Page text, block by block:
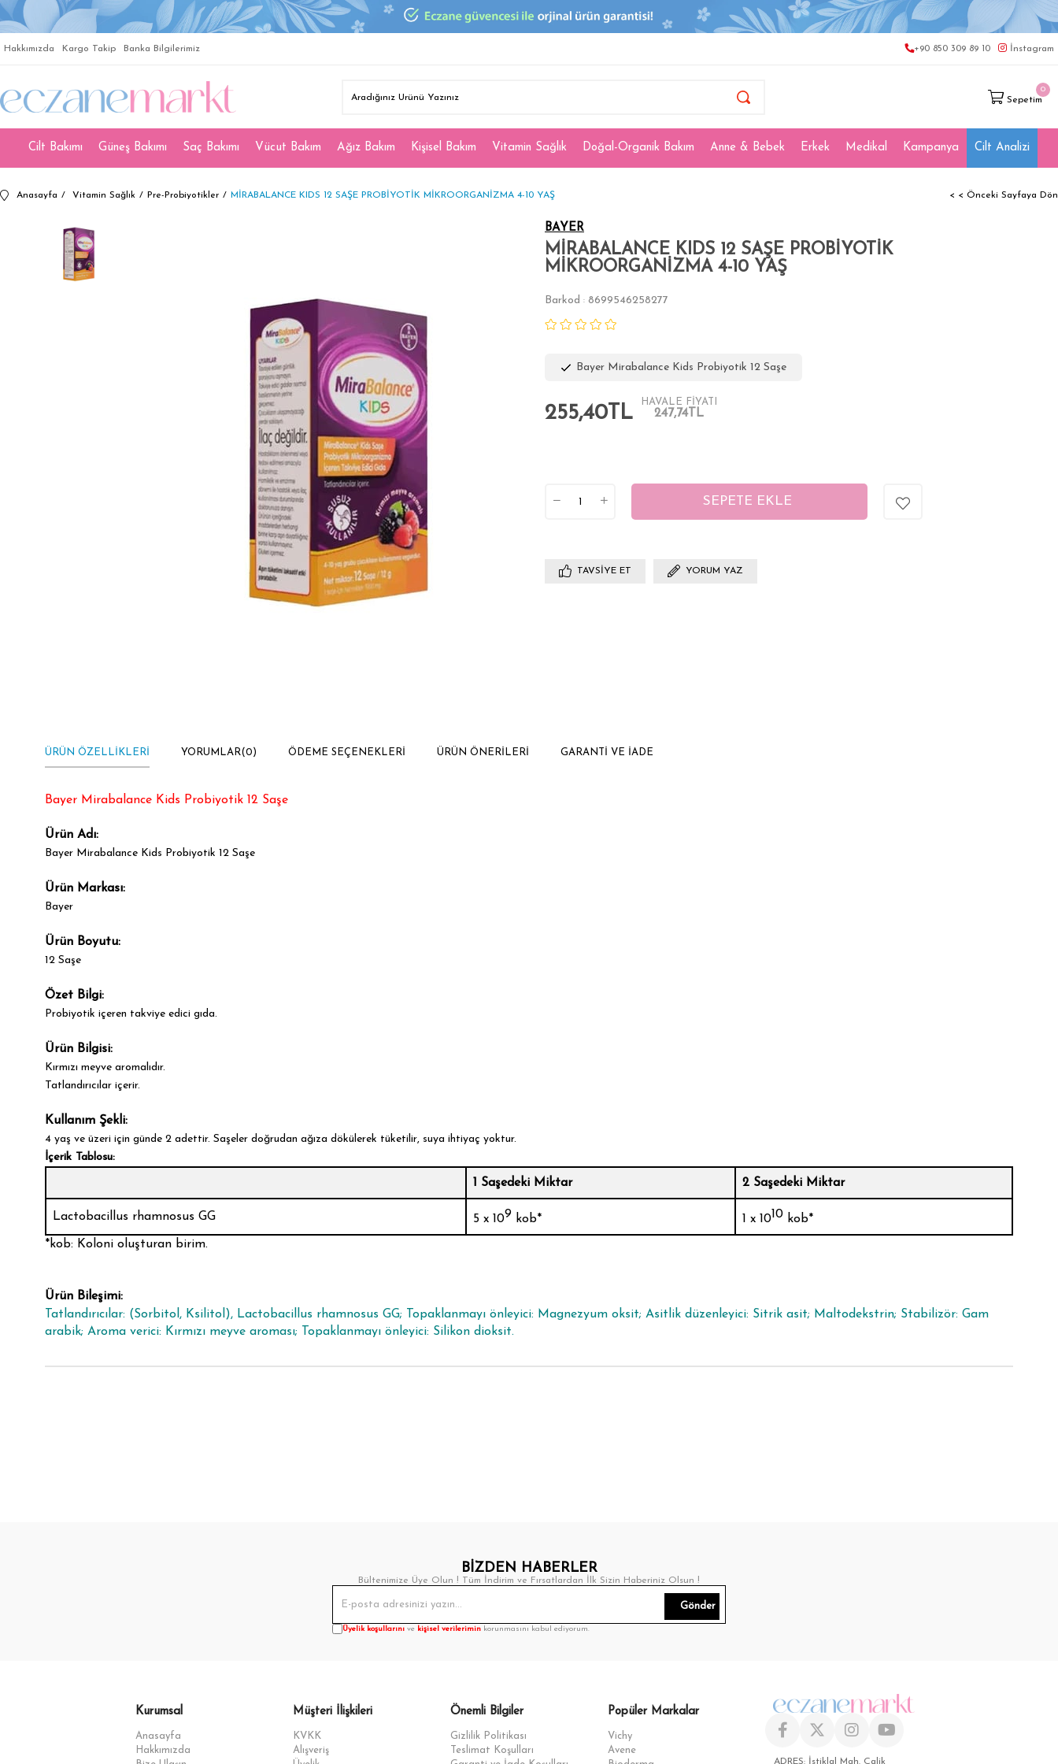
Hakkımızda Kargo Takip Banka Bilgilerimiz +90 850 309 89 10 İnstagram
Sepetim
0
Cilt Bakımı Güneş Bakımı Saç Bakımı Vücut Bakım Ağız Bakım Kişisel Bakım Vitamin Sağlık Doğal-Organik Bakım Anne & Bebek Erkek Medikal Kampanya Cilt Analizi
Anasayfa Vitamin Sağlık Pre-Probiyotikler MİRABALANCE KIDS 12 SAŞE PROBİYOTİK MİKROORGANİZMA 4-10 YAŞ < < Önceki Sayfaya Dön
BAYER
MİRABALANCE KIDS 12 SAŞE PROBİYOTİK
MİKROORGANİZMA 4-10 YAŞ
Barkod : 8699546258277
Bayer Mirabalance Kids Probiyotik 12 Saşe
255,40TL
HAVALE FİYATI
247,74TL
TAVSIYE ET YORUM YAZ
ÜRÜN ÖZELLIKLERI YORUMLAR(0) ÖDEME SEÇENEKLERI ÜRÜN ÖNERILERI GARANTI VE İADE
Bayer Mirabalance Kids Probiyotik 12 Saşe
Ürün Adı:
Bayer Mirabalance Kids Probiyotik 12 Saşe
Ürün Markası:
Bayer
Ürün Boyutu:
12 Saşe
Özet Bilgi:
Probiyotik içeren takviye edici gıda.
Ürün Bilgisi:
Kırmızı meyve aromalıdır.
Tatlandırıcılar içerir.
Kullanım Şekli:
4 yaş ve üzeri için günde 2 adettir. Saşeler doğrudan ağıza dökülerek tüketilir, suya ihtiyaç yoktur.
İçerik Tablosu:
1 Saşedeki Miktar 2 Saşedeki Miktar
Lactobacillus rhamnosus GG 5 x 109 kob* 1 x 1010 kob*
*kob: Koloni oluşturan birim.
Ürün Bileşimi:
Tatlandırıcılar: (Sorbitol, Ksilitol), Lactobacillus rhamnosus GG; Topaklanmayı önleyici: Magnezyum oksit; Asitlik düzenleyici: Sitrik asit; Maltodekstrin; Stabilizör: Gam
arabik; Aroma verici: Kırmızı meyve aroması; Topaklanmayı önleyici: Silikon dioksit.
BİZDEN HABERLER
Bültenimize Üye Olun ! Tüm İndirim ve Fırsatlardan İlk Sizin Haberiniz Olsun !
Gönder
Üyelik koşullarını ve kişisel verilerimin korunmasını kabul ediyorum.
Kurumsal
Anasayfa
Hakkımızda
Müşteri İlişkileri
KVKK
Alışveriş
Önemli Bilgiler
Gizlilik Politikası
Teslimat Koşulları
Popüler Markalar
Vichy
Avene
ADRES: İstiklal Mah. Çalik